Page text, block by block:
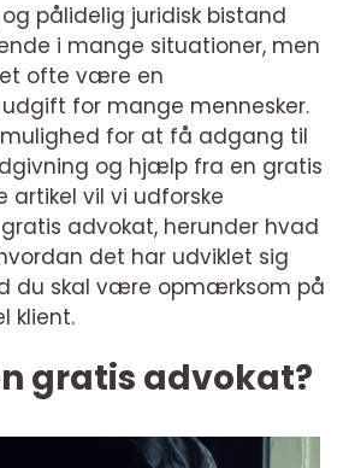
pålidelig juridisk bistand
i mange situationer, men
ofte være en
for mange mennesker.
mulighed for at få adgang til
og hjælp fra en gratis
artikel vil vi udforske
advokat, herunder hvad
det har udviklet sig
du skal være opmærksom på
klient.
gratis advokat?